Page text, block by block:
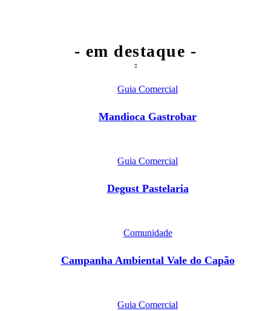
- em destaque -
Guia Comercial
Mandioca Gastrobar
Guia Comercial
Degust Pastelaria
Comunidade
Campanha Ambiental Vale do Capão
Guia Comercial